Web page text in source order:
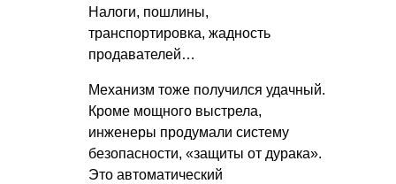
Налоги, пошлины,
транспортировка, жадность
продавателей…
Механизм тоже получился удачный.
Кроме мощного выстрела,
инженеры продумали систему
безопасности, «защиты от дурака».
Это автоматический